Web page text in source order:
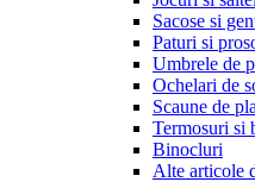
Sacose si
Paturi si
Umbrele de
Ochelari de
Scaune de
Termosuri si
Binocluri
Alte articole